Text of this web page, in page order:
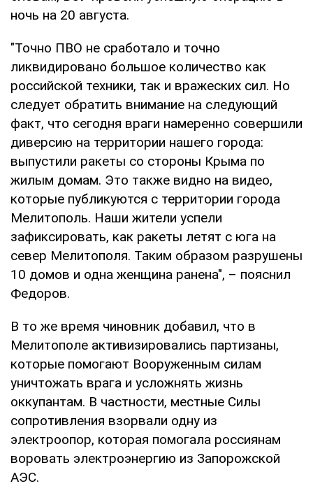
ночь на 20 августа.
"Точно ПВО не сработало и точно
ликвидировано большое количество как
российской техники, так и вражеских сил. Но
следует обратить внимание на следующий
факт, что сегодня враги намеренно совершили
диверсию на территории нашего города:
выпустили ракеты со стороны Крыма по
жилым домам. Это также видно на видео,
которые публикуются с территории города
Мелитополь. Наши жители успели
зафиксировать, как ракеты летят с юга на
север Мелитополя. Таким образом разрушены
10 домов и одна женщина ранена", – пояснил
Федоров.
В то же время чиновник добавил, что в
Мелитополе активизировались партизаны,
которые помогают Вооруженным силам
уничтожать врага и усложнять жизнь
оккупантам. В частности, местные Силы
сопротивления взорвали одну из
электроопор, которая помогала россиянам
воровать электроэнергию из Запорожской
АЭС.